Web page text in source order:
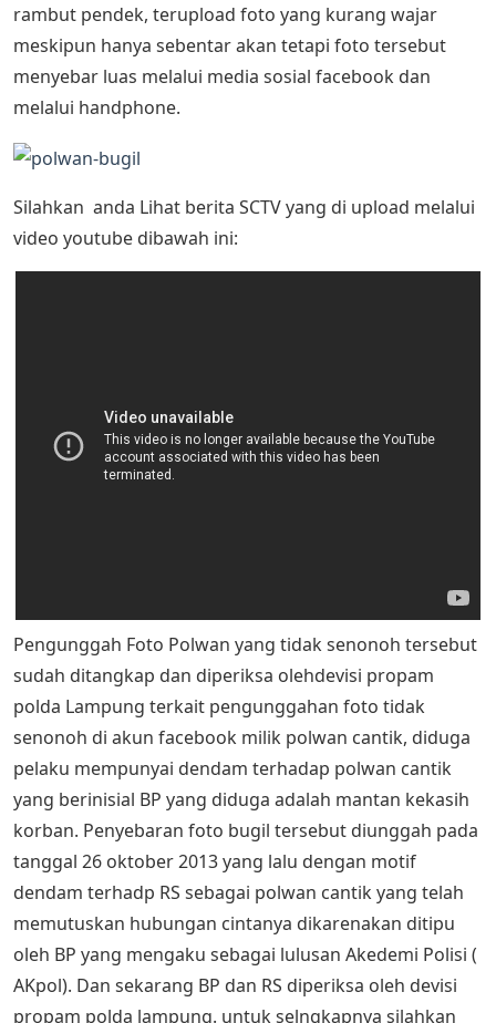
rambut pendek, terupload foto yang kurang wajar
meskipun hanya sebentar akan tetapi foto tersebut
menyebar luas melalui media sosial facebook dan
melalui handphone.
Silahkan anda Lihat berita SCTV yang di upload melalui
video youtube dibawah ini:
Pengunggah Foto Polwan yang tidak senonoh tersebut
sudah ditangkap dan diperiksa olehdevisi propam
polda Lampung terkait pengunggahan foto tidak
senonoh di akun facebook milik polwan cantik, diduga
pelaku mempunyai dendam terhadap polwan cantik
yang berinisial BP yang diduga adalah mantan kekasih
korban. Penyebaran foto bugil tersebut diunggah pada
tanggal 26 oktober 2013 yang lalu dengan motif
dendam terhadp RS sebagai polwan cantik yang telah
memutuskan hubungan cintanya dikarenakan ditipu
oleh BP yang mengaku sebagai lulusan Akedemi Polisi (
AKpol). Dan sekarang BP dan RS diperiksa oleh devisi
propam polda lampung. untuk selngkapnya silahkan